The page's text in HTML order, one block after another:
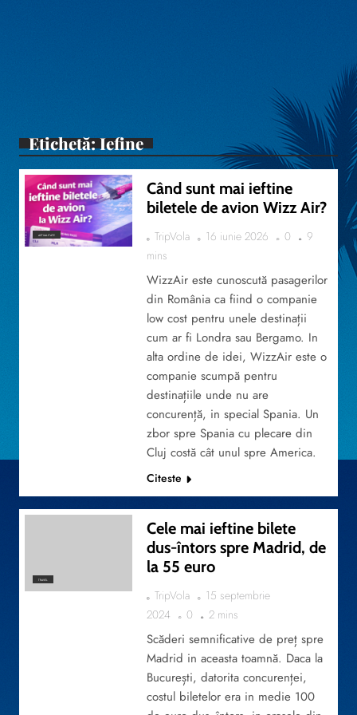
Etichetă:Iefine
ACTUALITATE
Când sunt mai ieftine
biletele de avion Wizz Air?
TripVola 16 iunie 2026 0
9
mins
WizzAir este cunoscută pasagerilor
din România ca fiind o companie
low cost pentru unele destinații
cum ar fi Londra sau Bergamo. In
alta ordine de idei, WizzAir este o
companie scumpă pentru
destinațiile unde nu are
concurență, in special Spania. Un
zbor spre Spania cu plecare din
Cluj costă cât unul spre America.
Citeste
TRAVEL
Cele mai ieftine bilete
dus-întors spre Madrid, de
la 55 euro
TripVola
15 septembrie
2024
0 2 mins
Scăderi semnificative de preț spre
Madrid in aceasta toamnă. Daca la
București, datorita concurenței,
costul biletelor era in medie 100